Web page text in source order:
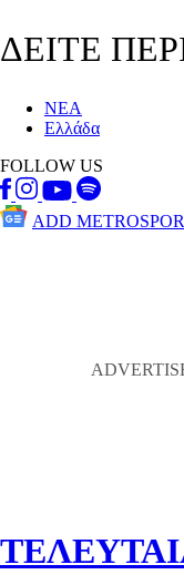
ΔΕΙΤΕ
ΝΕΑ
Ελλάδα
FOLLOW US
ADD